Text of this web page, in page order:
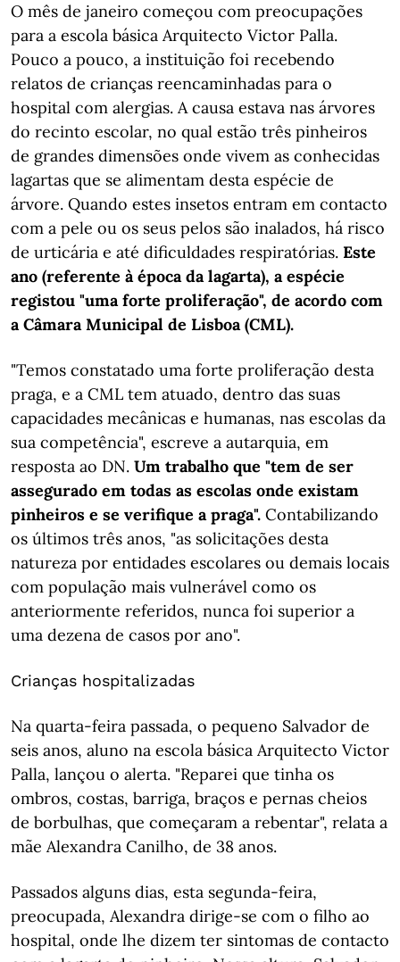
O mês de janeiro começou com preocupações
para a escola básica Arquitecto Victor Palla.
Pouco a pouco, a instituição foi recebendo
relatos de crianças reencaminhadas para o
hospital com alergias. A causa estava nas árvores
do recinto escolar, no qual estão três pinheiros
de grandes dimensões onde vivem as conhecidas
lagartas que se alimentam desta espécie de
árvore. Quando estes insetos entram em contacto
com a pele ou os seus pelos são inalados, há risco
de urticária e até dificuldades respiratórias. Este
ano (referente à época da lagarta), a espécie
registou "uma forte proliferação", de acordo com
a Câmara Municipal de Lisboa (CML).
"Temos constatado uma forte proliferação desta
praga, e a CML tem atuado, dentro das suas
capacidades mecânicas e humanas, nas escolas da
sua competência", escreve a autarquia, em
resposta ao DN. Um trabalho que "tem de ser
assegurado em todas as escolas onde existam
pinheiros e se verifique a praga". Contabilizando
os últimos três anos, "as solicitações desta
natureza por entidades escolares ou demais locais
com população mais vulnerável como os
anteriormente referidos, nunca foi superior a
uma dezena de casos por ano".
Crianças hospitalizadas
Na quarta-feira passada, o pequeno Salvador de
seis anos, aluno na escola básica Arquitecto Victor
Palla, lançou o alerta. "Reparei que tinha os
ombros, costas, barriga, braços e pernas cheios
de borbulhas, que começaram a rebentar", relata a
mãe Alexandra Canilho, de 38 anos.
Passados alguns dias, esta segunda-feira,
preocupada, Alexandra dirige-se com o filho ao
hospital, onde lhe dizem ter sintomas de contacto